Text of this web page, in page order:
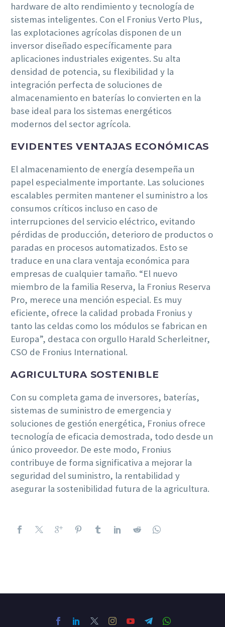
hardware de alto rendimiento y tecnología de
sistemas inteligentes. Con el Fronius Verto Plus,
las explotaciones agrícolas disponen de un
inversor diseñado específicamente para
aplicaciones industriales exigentes. Su alta
densidad de potencia, su flexibilidad y la
integración perfecta de soluciones de
almacenamiento en baterías lo convierten en la
base ideal para los sistemas energéticos
modernos del sector agrícola.
EVIDENTES VENTAJAS ECONÓMICAS
El almacenamiento de energía desempeña un
papel especialmente importante. Las soluciones
escalables permiten mantener el suministro a los
consumos críticos incluso en caso de
interrupciones del servicio eléctrico, evitando
pérdidas de producción, deterioro de productos o
paradas en procesos automatizados. Esto se
traduce en una clara ventaja económica para
empresas de cualquier tamaño. “El nuevo
miembro de la familia Reserva, la Fronius Reserva
Pro, merece una mención especial. Es muy
eficiente, ofrece la calidad probada Fronius y
tanto las celdas como los módulos se fabrican en
Europa”, destaca con orgullo Harald Scherleitner,
CSO de Fronius International.
AGRICULTURA SOSTENIBLE
Con su completa gama de inversores, baterías,
sistemas de suministro de emergencia y
soluciones de gestión energética, Fronius ofrece
tecnología de eficacia demostrada, todo desde un
único proveedor. De este modo, Fronius
contribuye de forma significativa a mejorar la
seguridad del suministro, la rentabilidad y
asegurar la sostenibilidad futura de la agricultura.